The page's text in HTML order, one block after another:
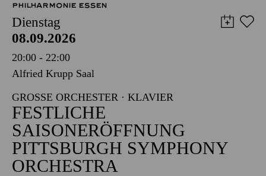
PHILHARMONIE ESSEN
Dienstag
08.09.2026
20:00 - 22:00
Alfried Krupp Saal
GROSSE ORCHESTER · KLAVIER
FESTLICHE
SAISONERÖFFNUNG
PITTSBURGH SYMPHONY
ORCHESTRA